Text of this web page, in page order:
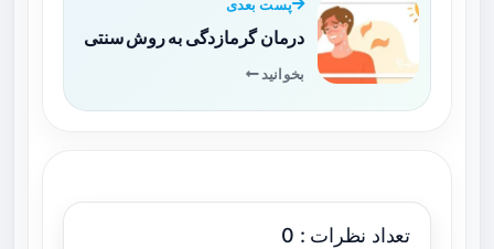
پست بعدی
درمان گرمازدگی به روش سنتی
بخوانید
تعداد نظرات : 0